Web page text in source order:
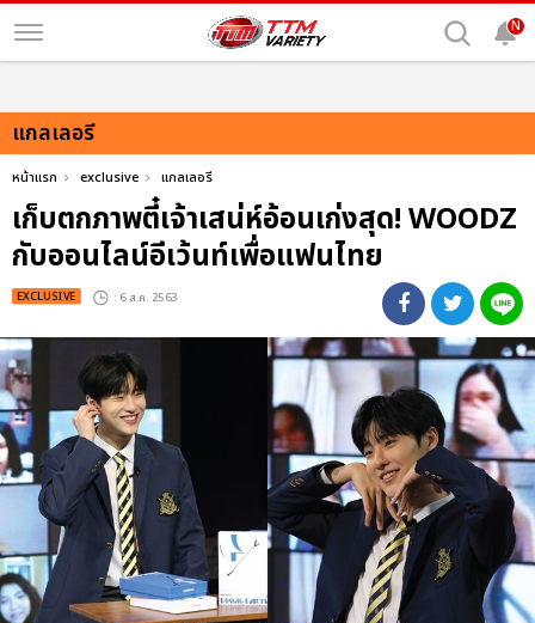
N
แกลเลอรี
หน้าแรก exclusive แกลเลอรี
เก็บตกภาพตี๋เจ้าเสน่ห์อ้อนเก่งสุด! WOODZ
กับออนไลน์อีเว้นท์เพื่อแฟนไทย
EXCLUSIVE : 6 ส.ค. 2563